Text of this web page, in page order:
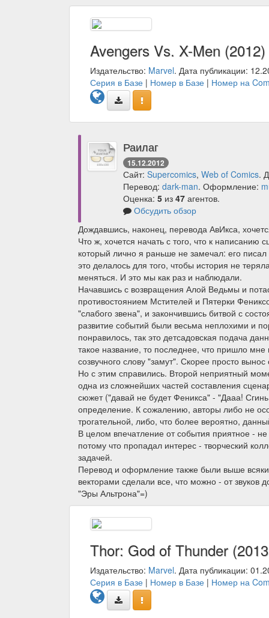
Avengers Vs. X-Men
Издательство: Marvel. Дата публикации:
Серия в Базе | Номер в Базе | Номер на
Раилаг
15.12.2012
Сайт: Supercomics, Web of Comics.
Перевод: dark-man. Оформление:
Оценка: 5 из 47 агентов.
Обсудить обзор
Дождавшись, наконец, перевода АвИкса,
Что ж, хочется начать с того, что к
который лично я раньше не замечал: его
это делалось для того, чтобы история не
меняться. И это мы как раз и наблюдали.
Начавшись с возвращения Алой Ведьмы и
противостоянием Мстителей и Пятерки
"слабого звена", и закончившись битвой с
развитие событий были весьма неплохими и
понравилось, так это детсадовская подача
такое название, то последнее, что пришло мне
созвучного слову "замут". Скорее просто
Но с этим справились. Второй неприятный
одна из сложнейших частей составления
сюжет ("давай не будет Феникса" - "Дааа!
определение. К сожалению, авторы либо не
трогательной, либо, что более вероятно,
В целом впечатление от события приятное -
потому что пропадал интерес - творческий
задачей.
Перевод и оформление также были выше
векторами сделали все, что можно - от
"Эры Альтрона"=)
Thor: God of Thunder
Издательство: Marvel. Дата публикации:
Серия в Базе | Номер в Базе | Номер на